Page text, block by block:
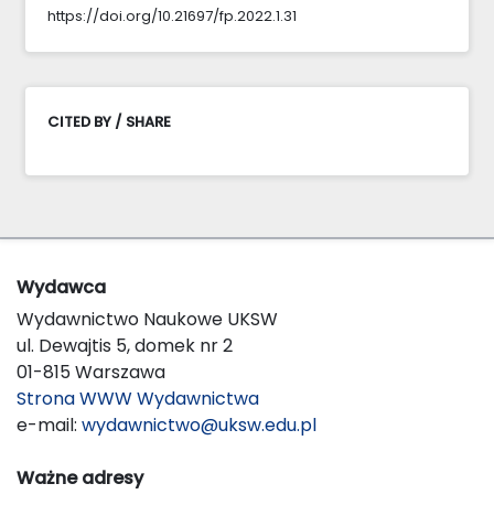
https://doi.org/10.21697/fp.2022.1.31
CITED BY / SHARE
Wydawca
Wydawnictwo Naukowe UKSW
ul. Dewajtis 5, domek nr 2
01-815 Warszawa
Strona WWW Wydawnictwa
e-mail: wydawnictwo@uksw.edu.pl
Ważne adresy